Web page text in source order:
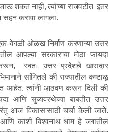
शकत नाही, त्यांच्या राजवटीत इतर
सहन करावा लागला.
वेगळी ओळख निर्माण करणाऱ्या उत्तर
आपल्या सरकारांचा मोठा फायदा
स्वतः उत्तर प्रदेशचे खासदार
सांगितले की राज्यातील कष्टाळू
आहेत. त्यांनी आठवण करून दिली की
आणि सुव्यवस्थेच्या बाबतीत उत्तर
आज विकासासाठी चर्चा केली जाते.
काशी विश्वनाथ धाम हे जगातील